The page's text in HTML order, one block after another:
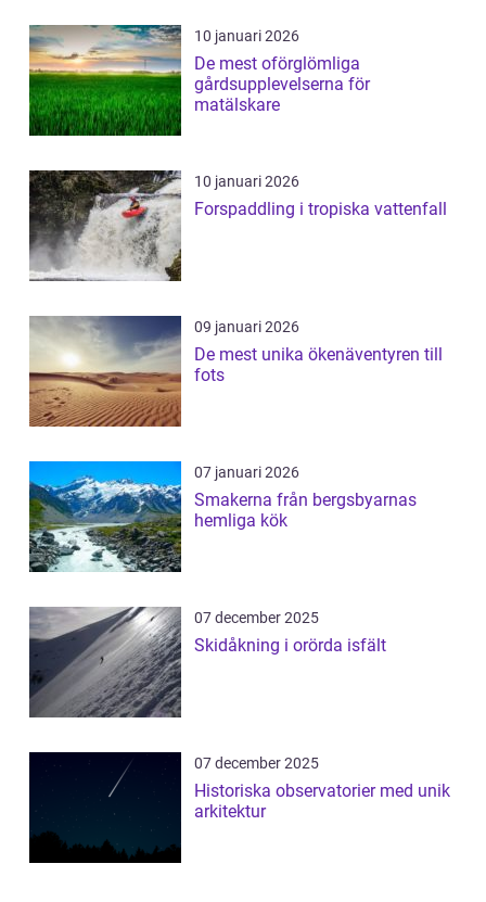
10 januari 2026
De mest oförglömliga
gårdsupplevelserna för
matälskare
10 januari 2026
Forspaddling i tropiska vattenfall
09 januari 2026
De mest unika ökenäventyren till
fots
07 januari 2026
Smakerna från bergsbyarnas
hemliga kök
07 december 2025
Skidåkning i orörda isfält
07 december 2025
Historiska observatorier med unik
arkitektur